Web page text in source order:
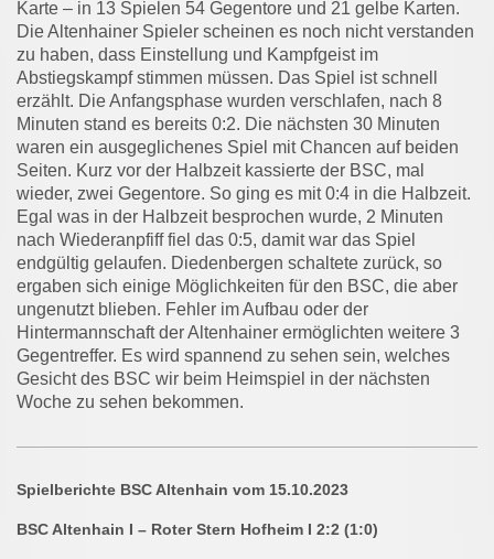
Karte – in 13 Spielen 54 Gegentore und 21 gelbe Karten.
Die Altenhainer Spieler scheinen es noch nicht verstanden
zu haben, dass Einstellung und Kampfgeist im
Abstiegskampf stimmen müssen. Das Spiel ist schnell
erzählt. Die Anfangsphase wurden verschlafen, nach 8
Minuten stand es bereits 0:2. Die nächsten 30 Minuten
waren ein ausgeglichenes Spiel mit Chancen auf beiden
Seiten. Kurz vor der Halbzeit kassierte der BSC, mal
wieder, zwei Gegentore. So ging es mit 0:4 in die Halbzeit.
Egal was in der Halbzeit besprochen wurde, 2 Minuten
nach Wiederanpfiff fiel das 0:5, damit war das Spiel
endgültig gelaufen. Diedenbergen schaltete zurück, so
ergaben sich einige Möglichkeiten für den BSC, die aber
ungenutzt blieben. Fehler im Aufbau oder der
Hintermannschaft der Altenhainer ermöglichten weitere 3
Gegentreffer. Es wird spannend zu sehen sein, welches
Gesicht des BSC wir beim Heimspiel in der nächsten
Woche zu sehen bekommen.
Spielberichte BSC Altenhain vom 15.10.2023
BSC Altenhain I – Roter Stern Hofheim I 2:2 (1:0)